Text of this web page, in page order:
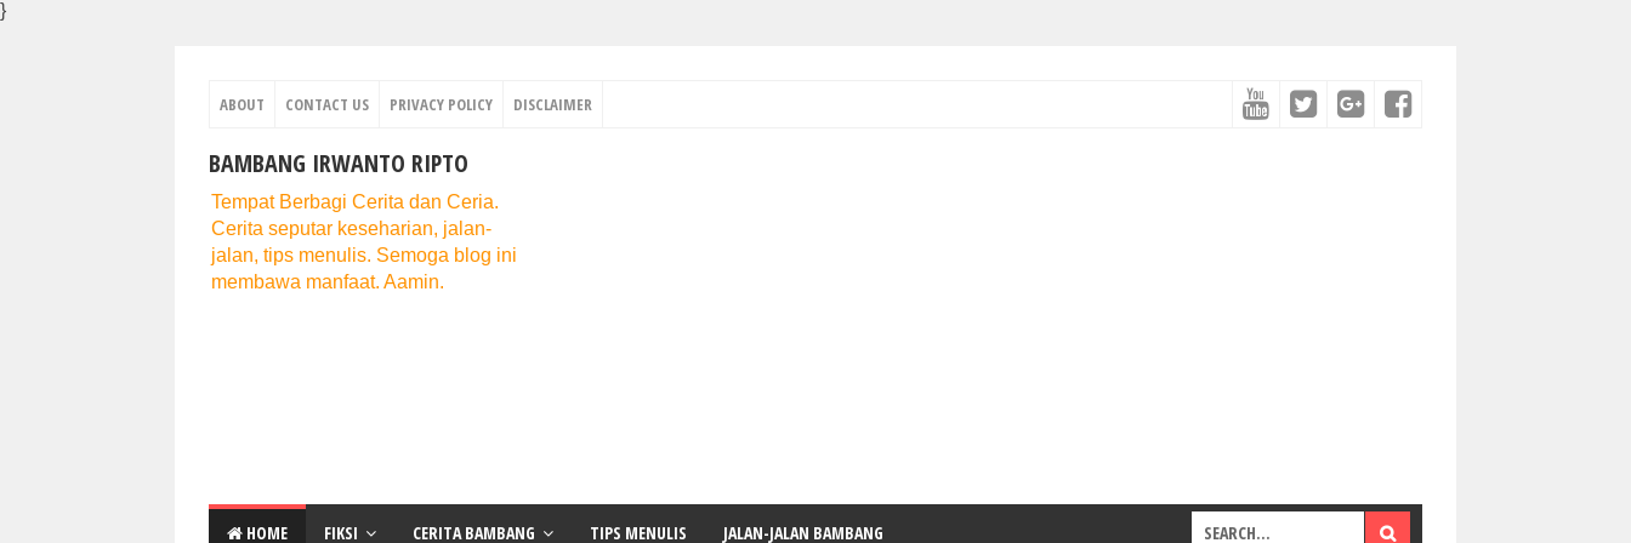
}
ABOUT CONTACT US PRIVACY POLICY DISCLAIMER
BAMBANG IRWANTO RIPTO
Tempat Berbagi Cerita dan Ceria.
Cerita seputar keseharian, jalan-
jalan, tips menulis. Semoga blog ini
membawa manfaat. Aamin.
HOME FIKSI CERITA BAMBANG TIPS MENULIS JALAN-JALAN BAMBANG